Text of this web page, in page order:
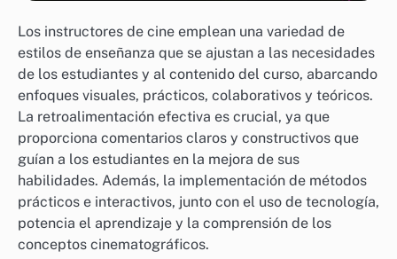
Los instructores de cine emplean una variedad de
estilos de enseñanza que se ajustan a las necesidades
de los estudiantes y al contenido del curso, abarcando
enfoques visuales, prácticos, colaborativos y teóricos.
La retroalimentación efectiva es crucial, ya que
proporciona comentarios claros y constructivos que
guían a los estudiantes en la mejora de sus
habilidades. Además, la implementación de métodos
prácticos e interactivos, junto con el uso de tecnología,
potencia el aprendizaje y la comprensión de los
conceptos cinematográficos.